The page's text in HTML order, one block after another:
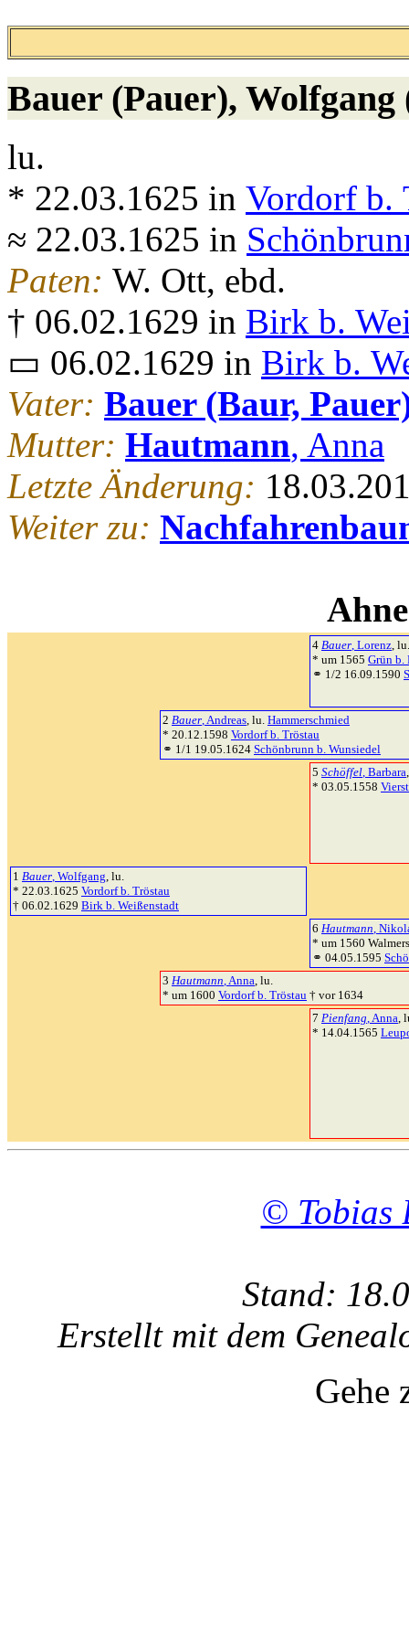
Bauer (Pauer), Wolfgang
lu.
* 22.03.1625 in Vordorf b.
≈ 22.03.1625 in
Paten: W. Ott, ebd.
† 06.02.1629 in Birk b.
▭ 06.02.1629 in Birk b.
Vater: Bauer (Baur,
Mutter: Hautmann, Anna
Letzte Änderung:
Weiter zu:
4 Bauer, Lorenz, lu.
* um 1565 Grün b.
⚭ 1/2 16.09.1590
2 Bauer, Andreas, lu. Hammerschmied
* 20.12.1598 Vordorf b. Tröstau
⚭ 1/1 19.05.1624 Schönbrunn b. Wunsiedel
5 Schöffel, Barbara
* 03.05.1558
1 Bauer, Wolfgang, lu.
* 22.03.1625 Vordorf b. Tröstau
† 06.02.1629 Birk b. Weißenstadt
6 Hautmann,
* um 1560
⚭ 04.05.1595
3 Hautmann, Anna, lu.
* um 1600 Vordorf b. Tröstau † vor 1634
7 Pienfang, Anna,
* 14.04.1565
© Tobias
Stand:
Erstellt mit dem
Gehe